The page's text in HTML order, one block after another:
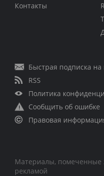
Контакты
Быстрая подписка на
RSS
Политика
Сообщить об ошибке
Правовая
Материалы, помеченные
рекламой